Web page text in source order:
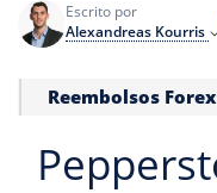
Escrito por
Alexandreas Kourris
Reembolsos Forex